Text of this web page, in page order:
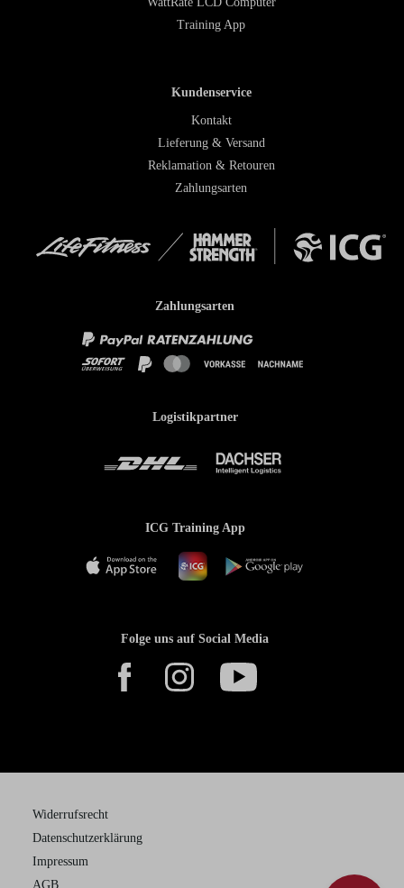
Training App
Kundenservice
Kontakt
Lieferung & Versand
Reklamation & Retouren
Zahlungsarten
Zahlungsarten
Logistikpartner
ICG Training App
Folge uns auf Social Media
Widerrufsrecht
Datenschutzerklärung
Impressum
AGB